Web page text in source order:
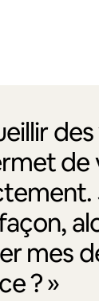
de
mes
? »